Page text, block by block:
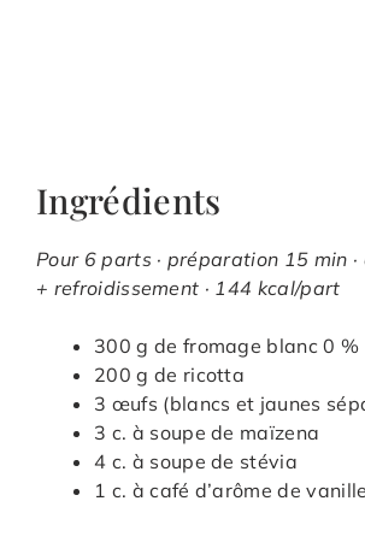
Ingrédients
Pour 6 parts · préparation 15 min
+ refroidissement · 144 kcal/part
300 g de fromage blanc 0 %
200 g de ricotta
3 œufs (blancs et jaunes
3 c. à soupe de maïzena
4 c. à soupe de stévia
1 c. à café d’arôme de vanille